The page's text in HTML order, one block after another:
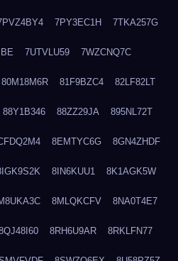
7PY3EC1H 7TKA257G
7UTVLU59 7WZCNQ7C
80M18M6R 81F9BZC4 82LF82LT
88Y1B346 88ZZ29JA 895NL72T
8EMTYC6G 8GN4ZHDF
8IN6KUU1 8K1AGK5W
8MLQKCFV 8NA0T4E7
8RH6U9AR 8RKLFN77